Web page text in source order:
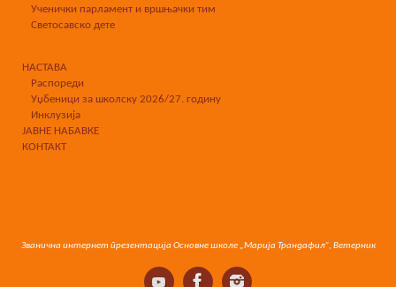
Ученички парламент и вршњачки тим
Светосавско дете
НАСТАВА
Распореди
Уџбеници за школску 2026/27. годину
Инклузија
ЈАВНЕ НАБАВКЕ
КОНТАКТ
Званична интернет презентација Основне школе „Марија Трандафил”, Ветерник